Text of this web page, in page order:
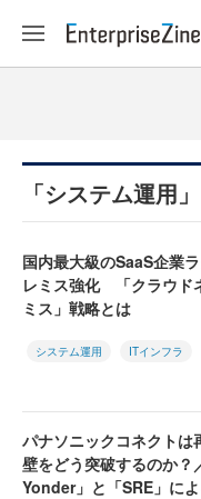
「システム運用
国内最大級のSaaS企業
レミス強化 「クラウド
ミス」戦略とは
システム運用 ITインフラ
パナソニックコネクトは
壁をどう突破するのか
Yonder」と「SRE」に